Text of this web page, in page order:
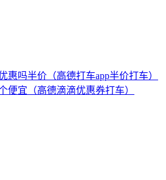
惠吗半价（高德打车app半价打车）
便宜（高德滴滴优惠券打车）